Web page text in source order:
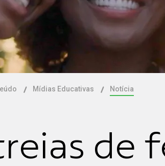
Mídias Educativas Notícia
de